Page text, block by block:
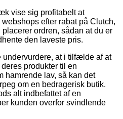
vise sig profitabelt at
efter rabat på Clutch,
ordren, sådan at du er
den laveste pris.
undervurdere, at i tilfælde af at
produkter til en
hamrende lav, så kan det
om en bedragerisk butik.
alt indbefattet af en
kunden overfor svindlende